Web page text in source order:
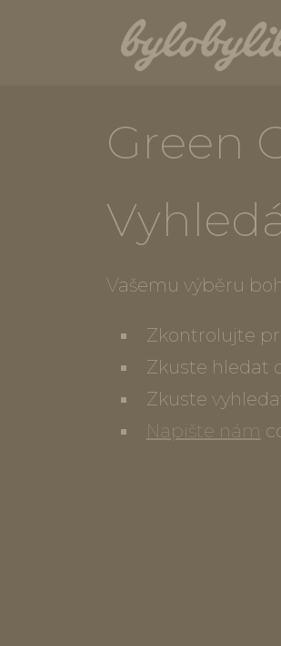
Green
Vašemu výběru
Zkontrolujte
Zkuste hledat
Zkuste
Napište nám